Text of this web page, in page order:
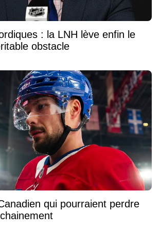
: la LNH lève enfin le
obstacle
qui pourraient perdre